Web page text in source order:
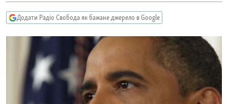
пошуку
СПОРТ
СВІТ
КРИМ.РЕАЛІЇ
ТИ ЯК?
КИТАЙ.ВИКЛИКИ
МУЛЬТИМЕДІА
Додати Радіо Свобода як бажане джерело в Google